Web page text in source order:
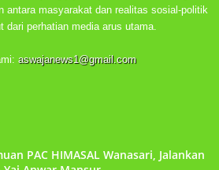
antara masyarakat dan realitas sosial-politik
dari perhatian media arus utama.
aswajanews1@gmail.com
PAC HIMASAL Wanasari, Jalankan